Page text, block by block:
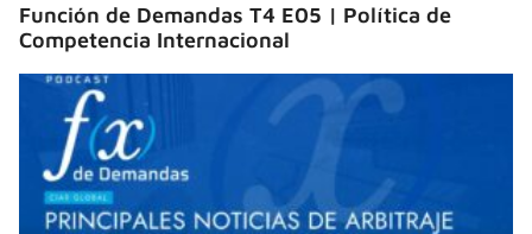
Función de Demandas T4 E05 | Política de
Competencia Internacional